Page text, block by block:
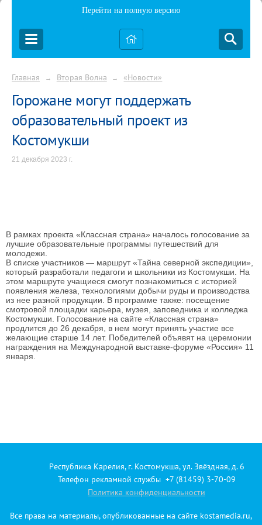
Перейти на полную версию
Главная → Вторая Волна → «Новости»
Горожане могут поддержать
образовательный проект из
Костомукши
21 декабря 2023 г.
В рамках проекта «Классная страна» началось голосование за
лучшие образовательные программы путешествий для
молодежи.
В списке участников — маршрут «Тайна северной экспедиции»,
который разработали педагоги и школьники из Костомукши. На
этом маршруте учащиеся смогут познакомиться с историей
появления железа, технологиями добычи руды и производства
из нее разной продукции. В программе также: посещение
смотровой площадки карьера, музея, заповедника и колледжа
Костомукши. Голосование на сайте «Классная страна»
продлится до 26 декабря, в нем могут принять участие все
желающие старше 14 лет. Победителей объявят на церемонии
награждения на Международной выставке-форуме «Россия» 11
января.
Республика Карелия, г. Костомукша, ул. Звёздная, д. 6
Телефон рекламной службы +7 (81459) 3-70-09
Политика конфиденциальности
Все права на материалы, опубликованные на сайте kostamedia.ru,